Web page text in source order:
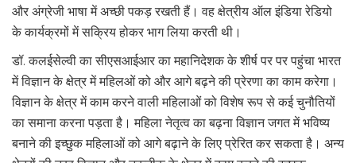
और अंग्रेजी भाषा में अच्छी पकड़ रखती हैं। वह क्षेत्रीय ऑल इंडिया रेडियो
के कार्यक्रमों में सक्रिय होकर भाग लिया करती थी।
डॉ. कलईसेल्वी का सीएसआईआर का महानिदेशक के शीर्ष पर पर पहुंचा भारत
में विज्ञान के क्षेत्र में महिलओं को और आगे बढ़ने की प्रेरणा का काम करेगा।
विज्ञान के क्षेत्र में काम करने वाली महिलाओं को विशेष रूप से कई चुनौतियों
का समाना करना पड़ता है। महिला नेतृत्व का बढ़ना विज्ञान जगत में भविष्य
बनाने की इच्छुक महिलाओं को आगे बढ़ाने के लिए प्रेरित कर सकता है। अन्य